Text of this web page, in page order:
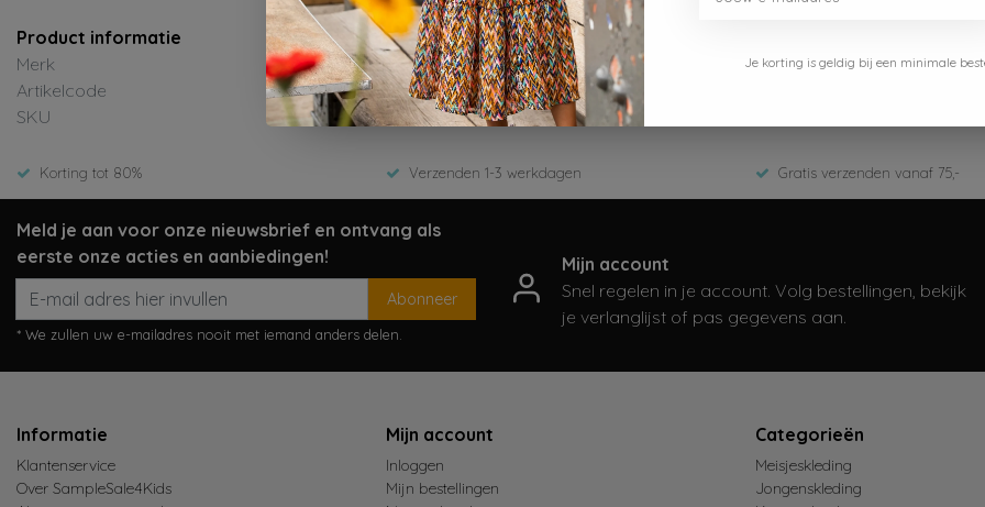
Product informatie
Merk
Artikelcode
SKU
Korting tot 80% Verzenden 1-3 werkdagen Gratis verzenden vanaf 75,-
Meld je aan voor onze nieuwsbrief en ontvang als
eerste onze acties en aanbiedingen!
Abonneer
* We zullen uw e-mailadres nooit met iemand anders delen.
Mijn account
Snel regelen in je account. Volg bestellingen, bekijk
je verlanglijst of pas gegevens aan.
Informatie
Klantenservice
Over SampleSale4Kids
Mijn account
Inloggen
Mijn bestellingen
Categorieën
Meisjeskleding
Jongenskleding
Je korting is geldig bij een minimale